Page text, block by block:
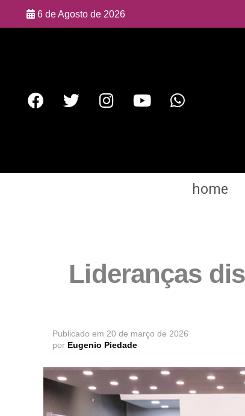
6 de Agosto de 2026
home
Lideranças
Publicado em 20 de março de 2026
por Eugenio Piedade